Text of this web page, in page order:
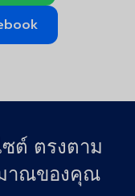
ซต์ ตรงตาม
มาณของคุณ